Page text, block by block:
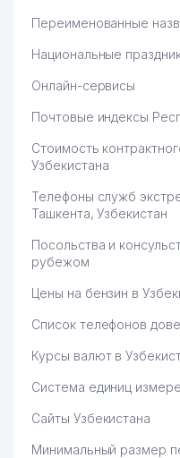
Переименованные
Национальные
Онлайн-сервисы
Почтовые индексы
Стоимость
Узбекистана
Телефоны служб
Ташкента, Узбекистан
Посольства и
рубежом
Цены на бензин в
Список телефонов
Курсы валют в
Система единиц
Сайты Узбекистана
Минимальный размер